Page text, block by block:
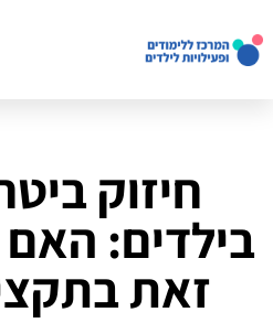
חיזוק
בילדים: האם
זאת